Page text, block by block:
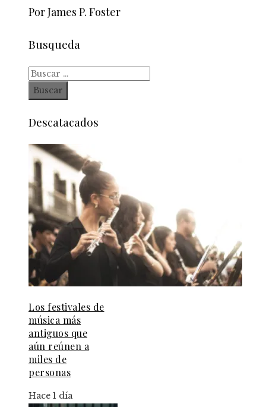
Por James P. Foster
Busqueda
Buscar:
Descatacados
Los festivales de
música más
antiguos que
aún reúnen a
miles de
personas
Hace 1 día